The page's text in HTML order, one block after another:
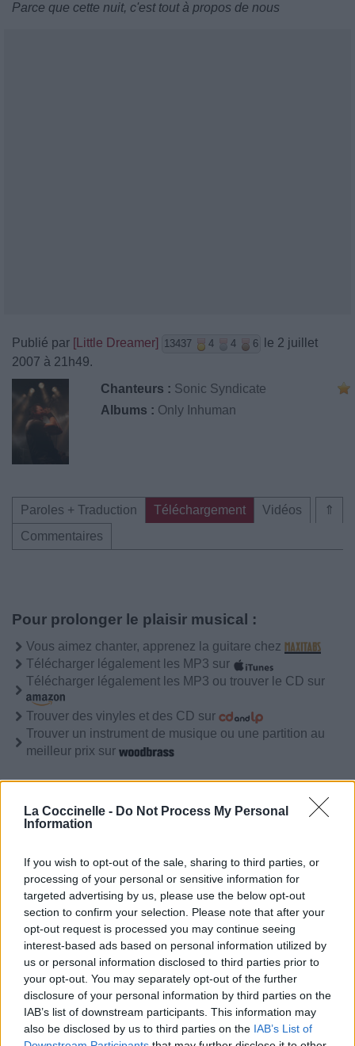
La Coccinelle - Do Not Process My Personal
Information
If you wish to opt-out of the sale, sharing to third parties, or
processing of your personal or sensitive information for
targeted advertising by us, please use the below opt-out
section to confirm your selection. Please note that after your
opt-out request is processed you may continue seeing
interest-based ads based on personal information utilized by
us or personal information disclosed to third parties prior to
your opt-out. You may separately opt-out of the further
disclosure of your personal information by third parties on the
IAB’s list of downstream participants. This information may
also be disclosed by us to third parties on the IAB’s List of
Parce que cette nuit, c'est tout à propos de nous
Publié par [Little Dreamer] 13437 4 4 6
le 2 juillet
2007 à 21h49.
Chanteurs : Sonic Syndicate
Albums : Only Inhuman
⇑
Paroles + Traduction Téléchargement
Vidéos
Commentaires
Pour prolonger le plaisir musical :
Vous aimez chanter, apprenez la guitare chez
Télécharger légalement les MP3 sur
Télécharger légalement les MP3 ou trouver le CD sur
Trouver des vinyles et des CD sur
Trouver un instrument de musique ou une partition au
meilleur prix sur
⇑
Paroles + Traduction Téléchargement
Vidéos
Commentaires
Paroles + Traduction Téléchargement
Vidéos
Commentaires
Dire «merci» pour cette traduction Corriger une erreur